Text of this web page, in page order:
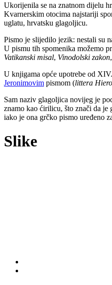
Ukorijenila se na znatnom dijelu
Kvarnerskim otocima najstariji
uglatu, hrvatsku glagoljicu.
Pismo je slijedilo jezik: nestali su
U pismu tih spomenika možemo
Vatikanski misal, Vinodolski zakon,
U knjigama opće upotrebe od
Jeronimovim pismom (littera
Sam naziv glagoljica novijeg je
znamo kao ćirilicu, što znači da
iako je ona grčko pismo uređeno
Slike